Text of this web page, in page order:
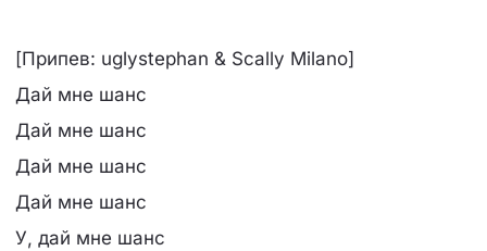
[Припев: uglystephan & Scally Milano]
Дай мне шанс
Дай мне шанс
Дай мне шанс
Дай мне шанс
У, дай мне шанс